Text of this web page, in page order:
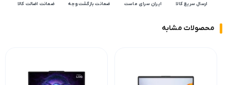
ارسال سریع کالا ایران سرای ماست ضمانت بازگشت وجه ضمانت اضالت کالا
محصولات مشابه